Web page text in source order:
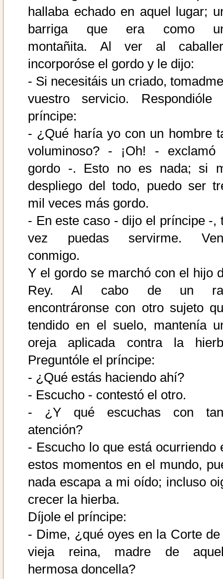
hallaba echado en aquel lugar;
barriga que era como
montañita. Al ver al
incorporóse el gordo y le dijo:
- Si necesitáis un criado,
vuestro servicio. Respondióle
príncipe:
- ¿Qué haría yo con un hombre
voluminoso? - ¡Oh! - exclamó
gordo -. Esto no es nada; si
despliego del todo, puedo ser
mil veces más gordo.
- En este caso - dijo el príncipe -,
vez puedas servirme.
conmigo.
Y el gordo se marchó con el hijo
Rey. Al cabo de un
encontráronse con otro sujeto
tendido en el suelo, mantenía
oreja aplicada contra la
Preguntóle el príncipe:
- ¿Qué estás haciendo ahí?
- Escucho - contestó el otro.
- ¿Y qué escuchas con
atención?
- Escucho lo que está ocurriendo
estos momentos en el mundo,
nada escapa a mi oído; incluso
crecer la hierba.
Díjole el príncipe:
- Dime, ¿qué oyes en la Corte de
vieja reina, madre de
hermosa doncella?